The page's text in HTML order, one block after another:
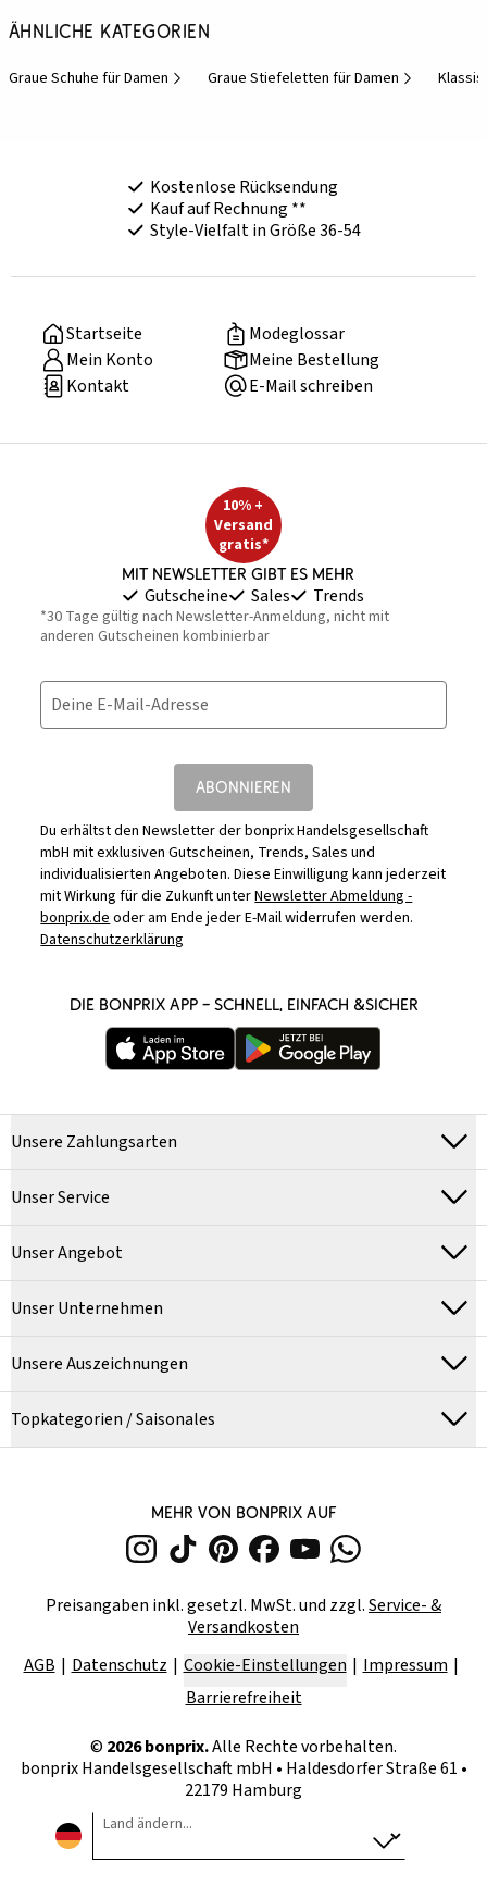
Ähnliche Kategorien
Graue Schuhe für Damen Graue Stiefeletten für Damen
Kostenlose Rücksendung
Kauf auf Rechnung **
Style-Vielfalt in Größe 36-54
Startseite
Modeglossar
Mein Konto
Meine Bestellung
Kontakt
E-Mail schreiben
10% +
Versand
gratis*
Mit Newsletter gibt es mehr
Gutscheine Sales Trends
*30 Tage gültig nach Newsletter-Anmeldung, nicht mit
anderen Gutscheinen kombinierbar
Deine E-Mail-Adresse
ABONNIEREN
Du erhältst den Newsletter der bonprix Handelsgesellschaft
mbH mit exklusiven Gutscheinen, Trends, Sales und
individualisierten Angeboten. Diese Einwilligung kann jederzeit
mit Wirkung für die Zukunft unterNewsletter Abmeldung -
bonprix.deoder am Ende jeder E-Mail widerrufen werden.
Datenschutzerklärung
DIE BONPRIX APP – SCHNELL, EINFACH &SICHER
Unsere Zahlungsarten
Unser Service
Unser Angebot
Unser Unternehmen
Unsere Auszeichnungen
Topkategorien / Saisonales
MEHR VON BONPRIX AUF
Preisangaben inkl. gesetzl. MwSt. und zzgl.Service- &
Versandkosten
AGB
Datenschutz Cookie-Einstellungen
Impressum
Barrierefreiheit
© 2026bonprix.Alle Rechte vorbehalten.
bonprix Handelsgesellschaft mbH • Haldesdorfer Straße 61 •
22179 Hamburg
Land ändern...